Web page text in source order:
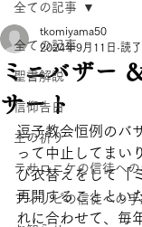
全ての記事
聖書解説
信仰告白
主の祈り
テサロニケの信徒へ
フィリピの信徒への
全ての記事
ミニバザー
サート
tkomiyama50
2024年9月11日 読
逗子教会恒例のバ
って中止してまい
び衣替えをして「
再開することとい
れに合わせて、毎